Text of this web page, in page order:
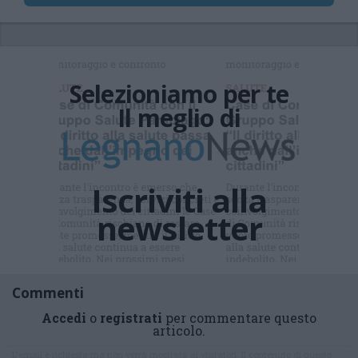
Selezioniamo per te
Il meglio di
Iscriviti alla
newsletter
Commenti
Accedi o registrati per commentare questo
articolo.